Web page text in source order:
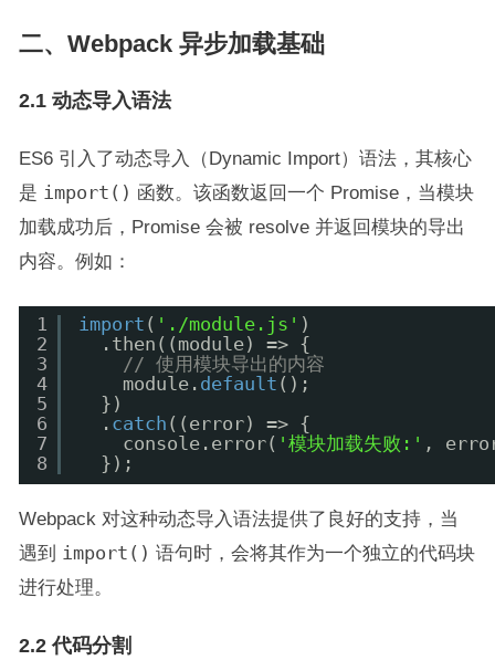
二、Webpack 异步加载基础
2.1 动态导入语法
ES6 引入了动态导入（Dynamic Import）语法，其核心
是 import() 函数。该函数返回一个 Promise，当模块
加载成功后，Promise 会被 resolve 并返回模块的导出
内容。例如：
1
2
3
4
5
6
7
8
import ( './module.js' )
.then((module) => {
// 使用模块导出的内容
module. default ();
})
. catch ((error) => {
console.error( '模块加载失败:' ,
});
Webpack 对这种动态导入语法提供了良好的支持，当
遇到 import() 语句时，会将其作为一个独立的代码块
进行处理。
2.2 代码分割